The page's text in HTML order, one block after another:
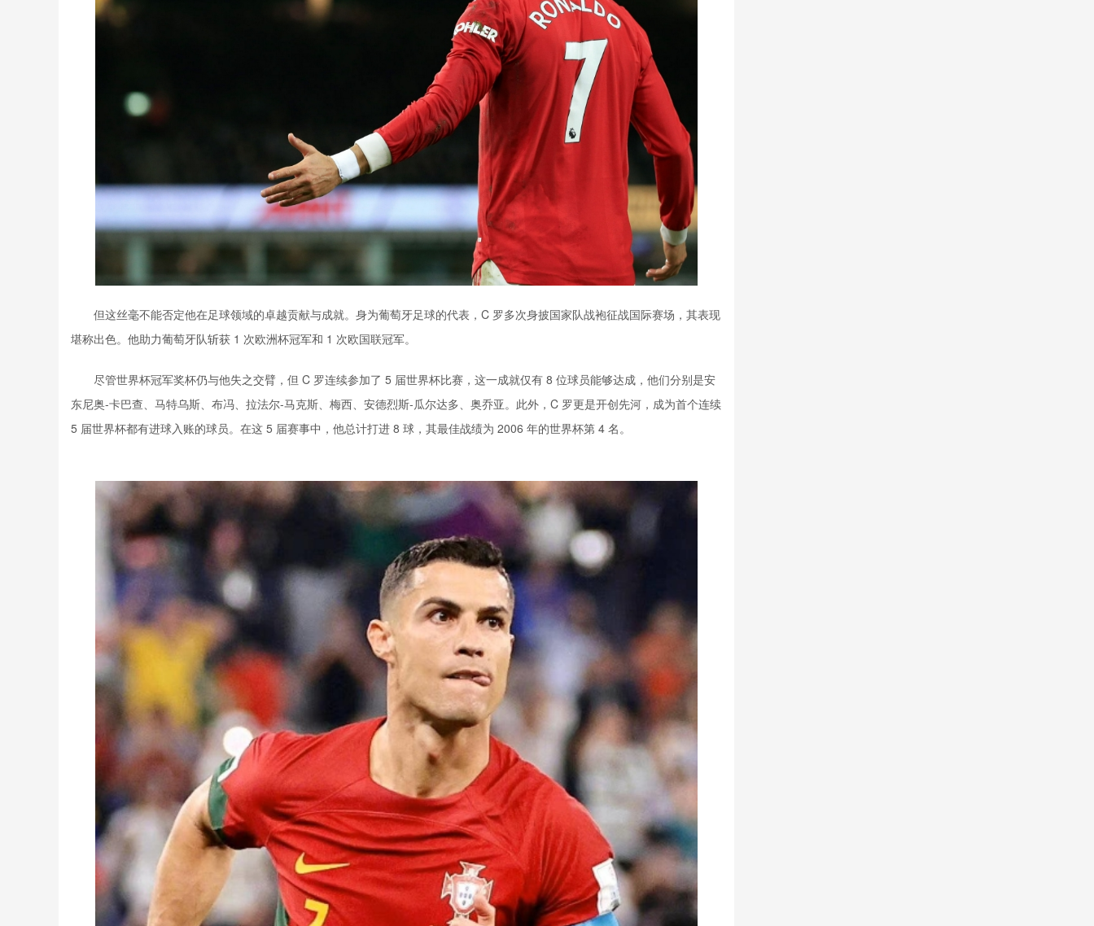
但这丝毫不能否定他在足球领域的卓越贡献与成就。身为葡萄牙足球的代表， C 罗多次身披国家队战袍征战国际赛场，其表现
堪称出色。他助力葡萄牙队斩获 1 次欧洲杯冠军和 1 次欧国联冠军。
尽管世界杯冠军奖杯仍与他失之交臂，但 C 罗连续参加了 5 届世界杯比赛，这一成就仅有 8 位球员能够达成，他们分别是安
东尼奥-卡巴查、马特乌斯、布冯、拉法尔-马克斯、梅西、安德烈斯-瓜尔达多、奥乔亚。此外， C 罗更是开创先河，成为首个连续
5 届世界杯都有进球入账的球员。在这 5 届赛事中，他总计打进 8 球，其最佳战绩为 2006 年的世界杯第 4 名。